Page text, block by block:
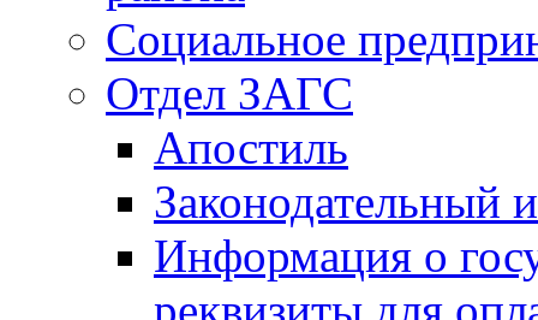
Социальное
Отдел ЗАГС
Апостиль
Законодательный
Информация о